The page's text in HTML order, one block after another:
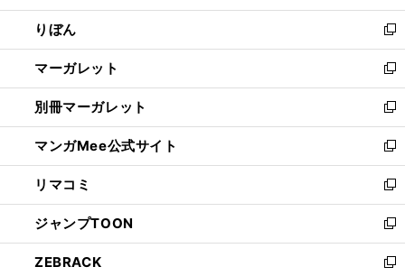
開
く
ウ
で
開
く
ン
ド
ウ
で
開
く
ウ
ィ
ン
ド
ウ
で
開
く
りぼん
新
し
い
ウ
ィ
ン
ド
ウ
で
開
く
マーガレット
新
し
い
ウ
ィ
ン
ド
ウ
で
開
く
別冊マーガレット
新
し
い
ウ
ィ
ン
ド
ウ
で
マンガMee公式サイト
新
し
い
ウ
ィ
ン
ド
リマコミ
新
し
い
ウ
ィ
ジャンプTOON
新
し
い
ZEBRACK
新